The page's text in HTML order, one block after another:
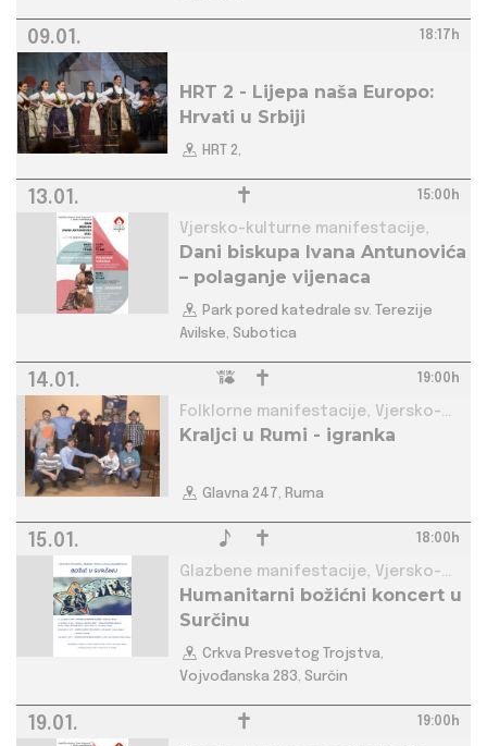
09.01. 18:17h
HRT 2 - Lijepa naša Europo:
Hrvati u Srbiji
HRT 2,
13.01. 15:00h
Vjersko-kulturne manifestacije,
Dani biskupa Ivana Antunovića
– polaganje vijenaca
Park pored katedrale sv. Terezije
Avilske, Subotica
14.01. 19:00h
Folklorne manifestacije, Vjersko-
kulturne manifestacije,
Kraljci u Rumi - igranka
Glavna 247, Ruma
15.01. 18:00h
Glazbene manifestacije, Vjersko-
kulturne manifestacije,
Humanitarni božićni koncert u
Surčinu
Crkva Presvetog Trojstva,
Vojvođanska 283, Surčin
19.01. 19:00h